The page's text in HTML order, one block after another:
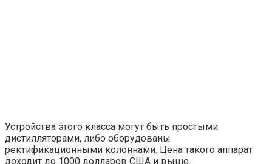
Устройства этого класса могут быть простыми
дистилляторами, либо оборудованы
ректификационными колоннами. Цена такого аппарат
доходит до 1000 долларов США и выше.